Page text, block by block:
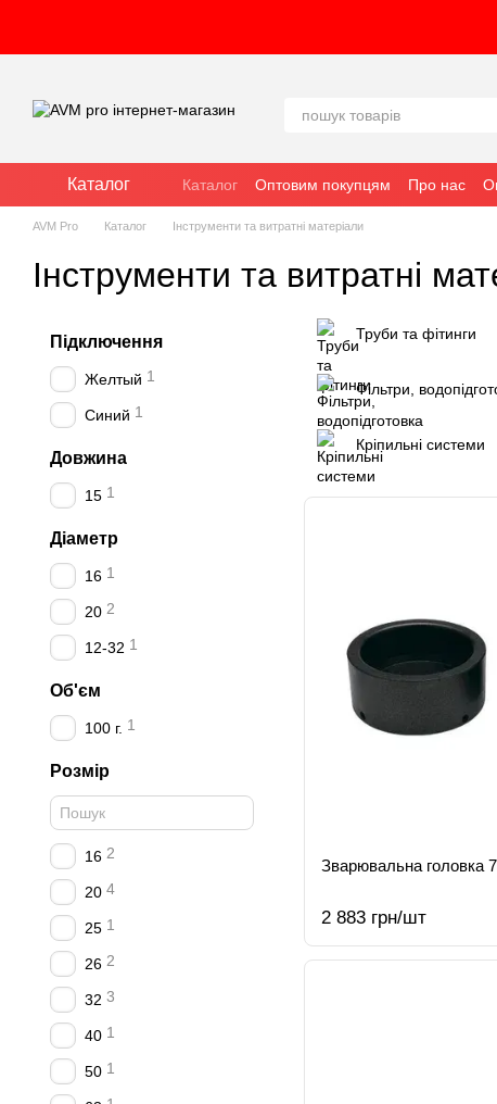
Каталог Каталог Оптовим покупцям Про нас
AVM Pro Каталог Інструменти та витратні матеріали
Інструменти та витратні
Труби та фітинги
Фільтри,
Кріпильні системи
Зварювальна головка
2 883 грн/шт
Підключення
Желтый 1
Синий 1
Довжина
15 1
Діаметр
16 1
20 2
12-32 1
Об'єм
100 г. 1
Розмір
16 2
20 4
25 1
26 2
32 3
40 1
50 1